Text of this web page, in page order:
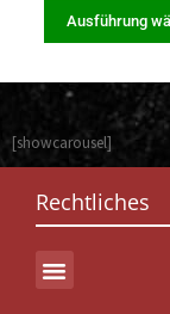
Ausführung
[showcarousel]
Rechtliches